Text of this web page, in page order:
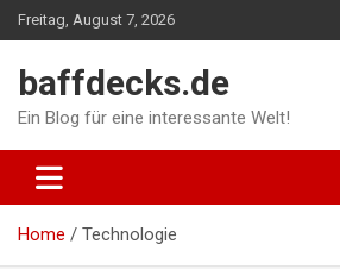
Skip
to
Freitag, August 7, 2026
baffdecks.de
Ein Blog für eine interessante Welt!
Home Technologie